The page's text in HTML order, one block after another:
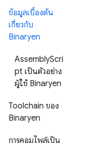
ข้อมูลเบื้องต้น
เกี่ยวกับ
Binaryen
AssemblyScri
pt เป็นตัวอย่าง
ผู้ใช้ Binaryen
Toolchain ของ
Binaryen
การคอมไพล์เป็น